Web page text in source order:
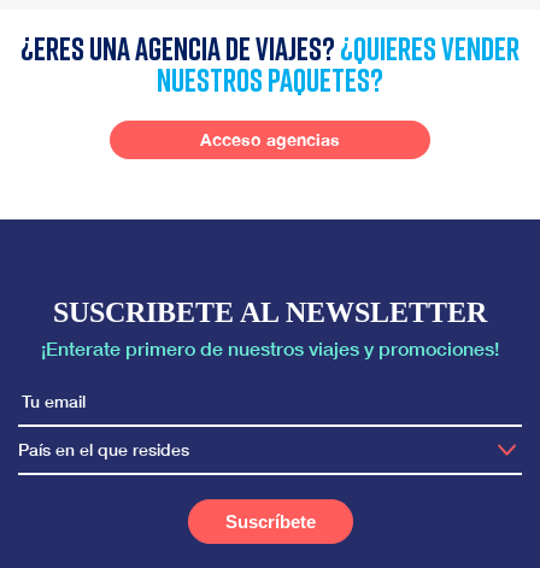
¿Eres una agencia de viajes?¿quieres vender
nuestros paquetes?
Acceso agencias
SUSCRIBETE AL NEWSLETTER
¡Enterate primero de nuestros viajes y promociones!
País en el que resides